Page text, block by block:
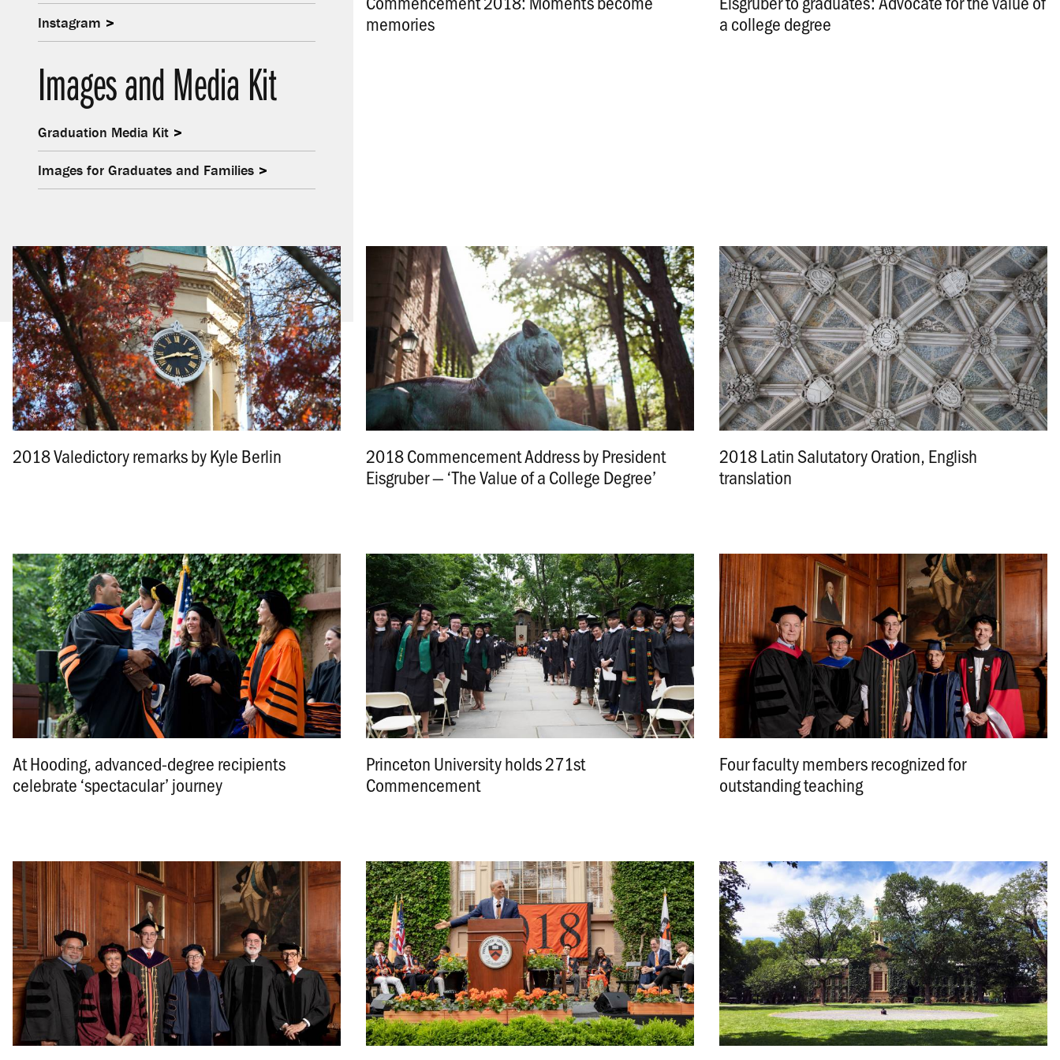
Instagram
Images and Media Kit
Graduation Media Kit
Images for Graduates and Families
memories
a college degree
2018 Valedictory remarks by Kyle Berlin
2018 Commencement Address by President
Eisgruber — ‘The Value of a College Degree’
2018 Latin Salutatory Oration, English
translation
At Hooding, advanced-degree recipients
celebrate ‘spectacular’ journey
Princeton University holds 271st
Commencement
Four faculty members recognized for
outstanding teaching